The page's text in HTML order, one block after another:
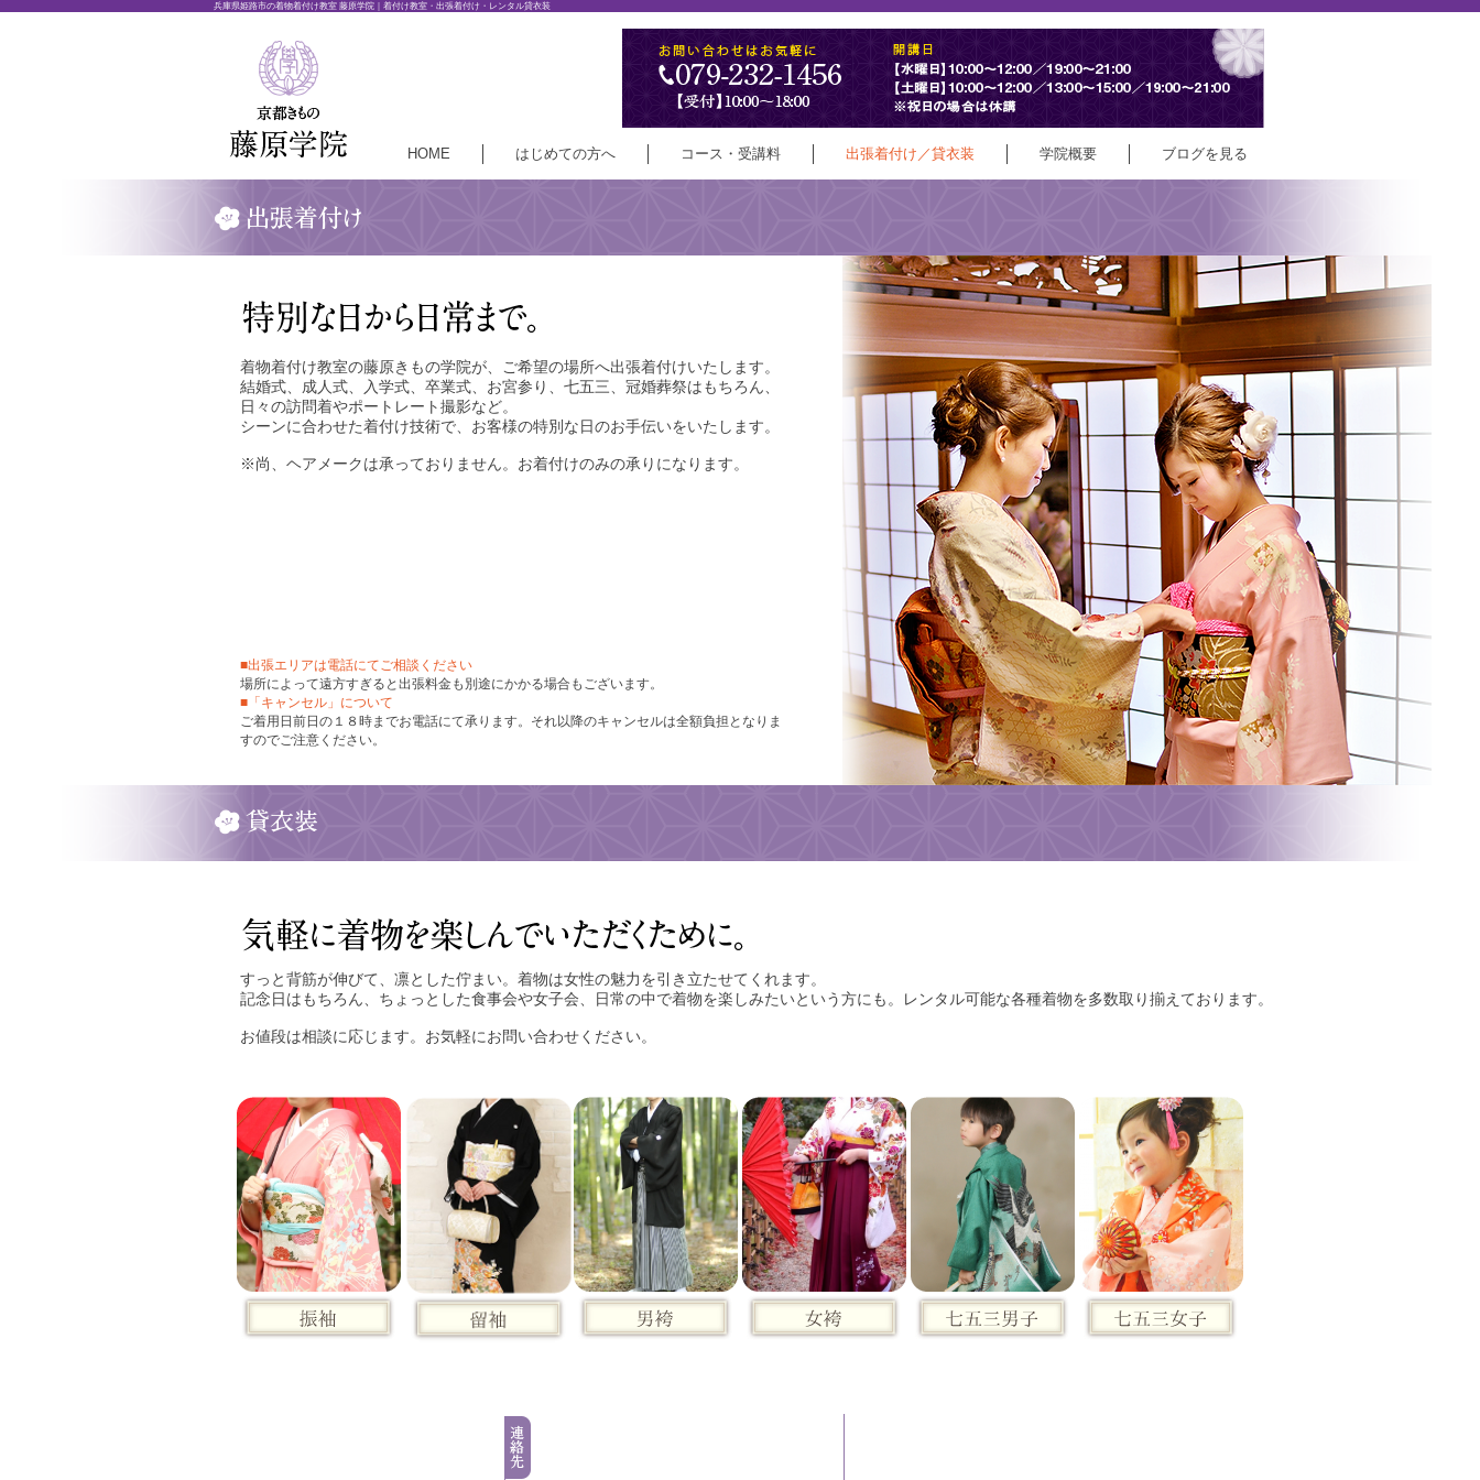
兵庫県姫路市の着物着付け教室 藤原学院｜着付け教室・出張着付け・レンタル貸衣装
HOME はじめての方へ コース・受講料 出張着付け／貸衣装 学院概要 ブログを見る
▼スマートフォンの方は拡大してご覧ください
着物着付け教室の藤原きもの学院が、ご希望の場所へ出張着付けいたします。
結婚式、成人式、入学式、卒業式、お宮参り、七五三、冠婚葬祭はもちろん、
日々の訪問着やポートレート撮影など。
シーンに合わせた着付け技術で、お客様の特別な日のお手伝いをいたします。
※尚、ヘアメークは承っておりません。お着付けのみの承りになります。
■出張エリアは電話にてご相談ください
場所によって遠方すぎると出張料金も別途にかかる場合もございます。
■「キャンセル」について
ご着用日前日の１８時までお電話にて承ります。それ以降のキャンセルは全額負担となりま
すのでご注意ください。
すっと背筋が伸びて、凛とした佇まい。着物は女性の魅力を引き立たせてくれます。
記念日はもちろん、ちょっとした食事会や女子会、日常の中で着物を楽しみたいという方にも。レンタル可能な各種着物を多数取り揃えております。
お値段は相談に応じます。お気軽にお問い合わせください。​